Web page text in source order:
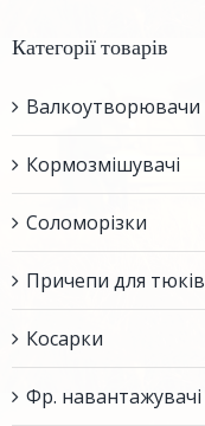
Категорії товарів
Валкоутворювачи
Кормозмішувачі
Соломорізки
Причепи для тюків
Косарки
Фр. навантажувачі